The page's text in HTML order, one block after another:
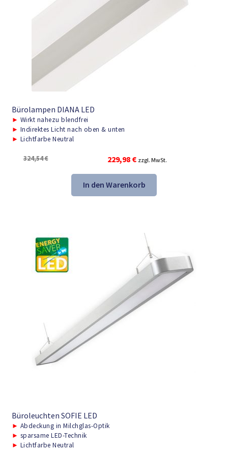
Bürolampen DIANA LED
► Wirkt nahezu blendfrei
► Indirektes Licht nach oben & unten
► Lichtfarbe Neutral
324,54€
Ursprünglicher
war:
324,54 €
229,98 €Aktueller
ist:
229,98 €.
zzgl. MwSt.
In den Warenkorb
Büroleuchten SOFIE LED
► Abdeckung in Milchglas-Optik
► sparsame LED-Technik
► Lichtfarbe Neutral